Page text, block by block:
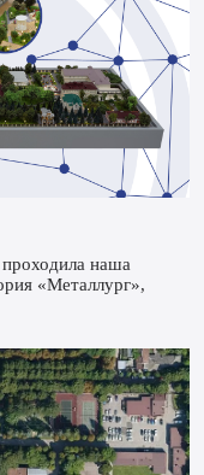
наша
«Металлург»,